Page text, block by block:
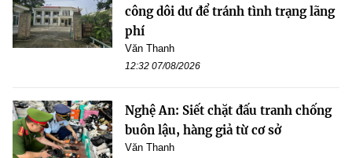
công dôi dư để tránh tình trạng lãng
phí
Văn Thanh
12:32 07/08/2026
Nghệ An: Siết chặt đấu tranh chống
buôn lậu, hàng giả từ cơ sở
Văn Thanh